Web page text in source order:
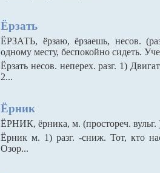
Ёрзать
ЁРЗАТЬ, ёрзаю, ёрзаешь, несов.
одному месту, беспокойно сидеть.
Ёрзать несов. неперех. разг. 1)
2...
Ёрник
ЁРНИК, ёрника, м. (простореч. вульг.
Ёрник м. 1) разг. -сниж. Тот, кто
Озор...